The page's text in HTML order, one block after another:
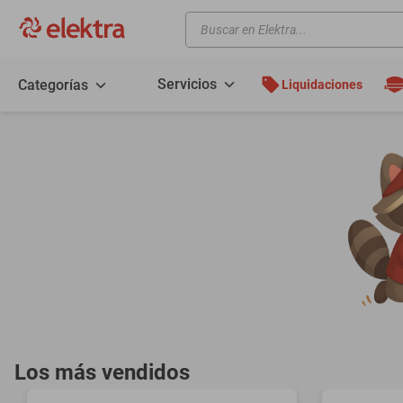
Buscar en Elektra...
Categorías Servicios Liquidaciones
Los más vendidos
motos